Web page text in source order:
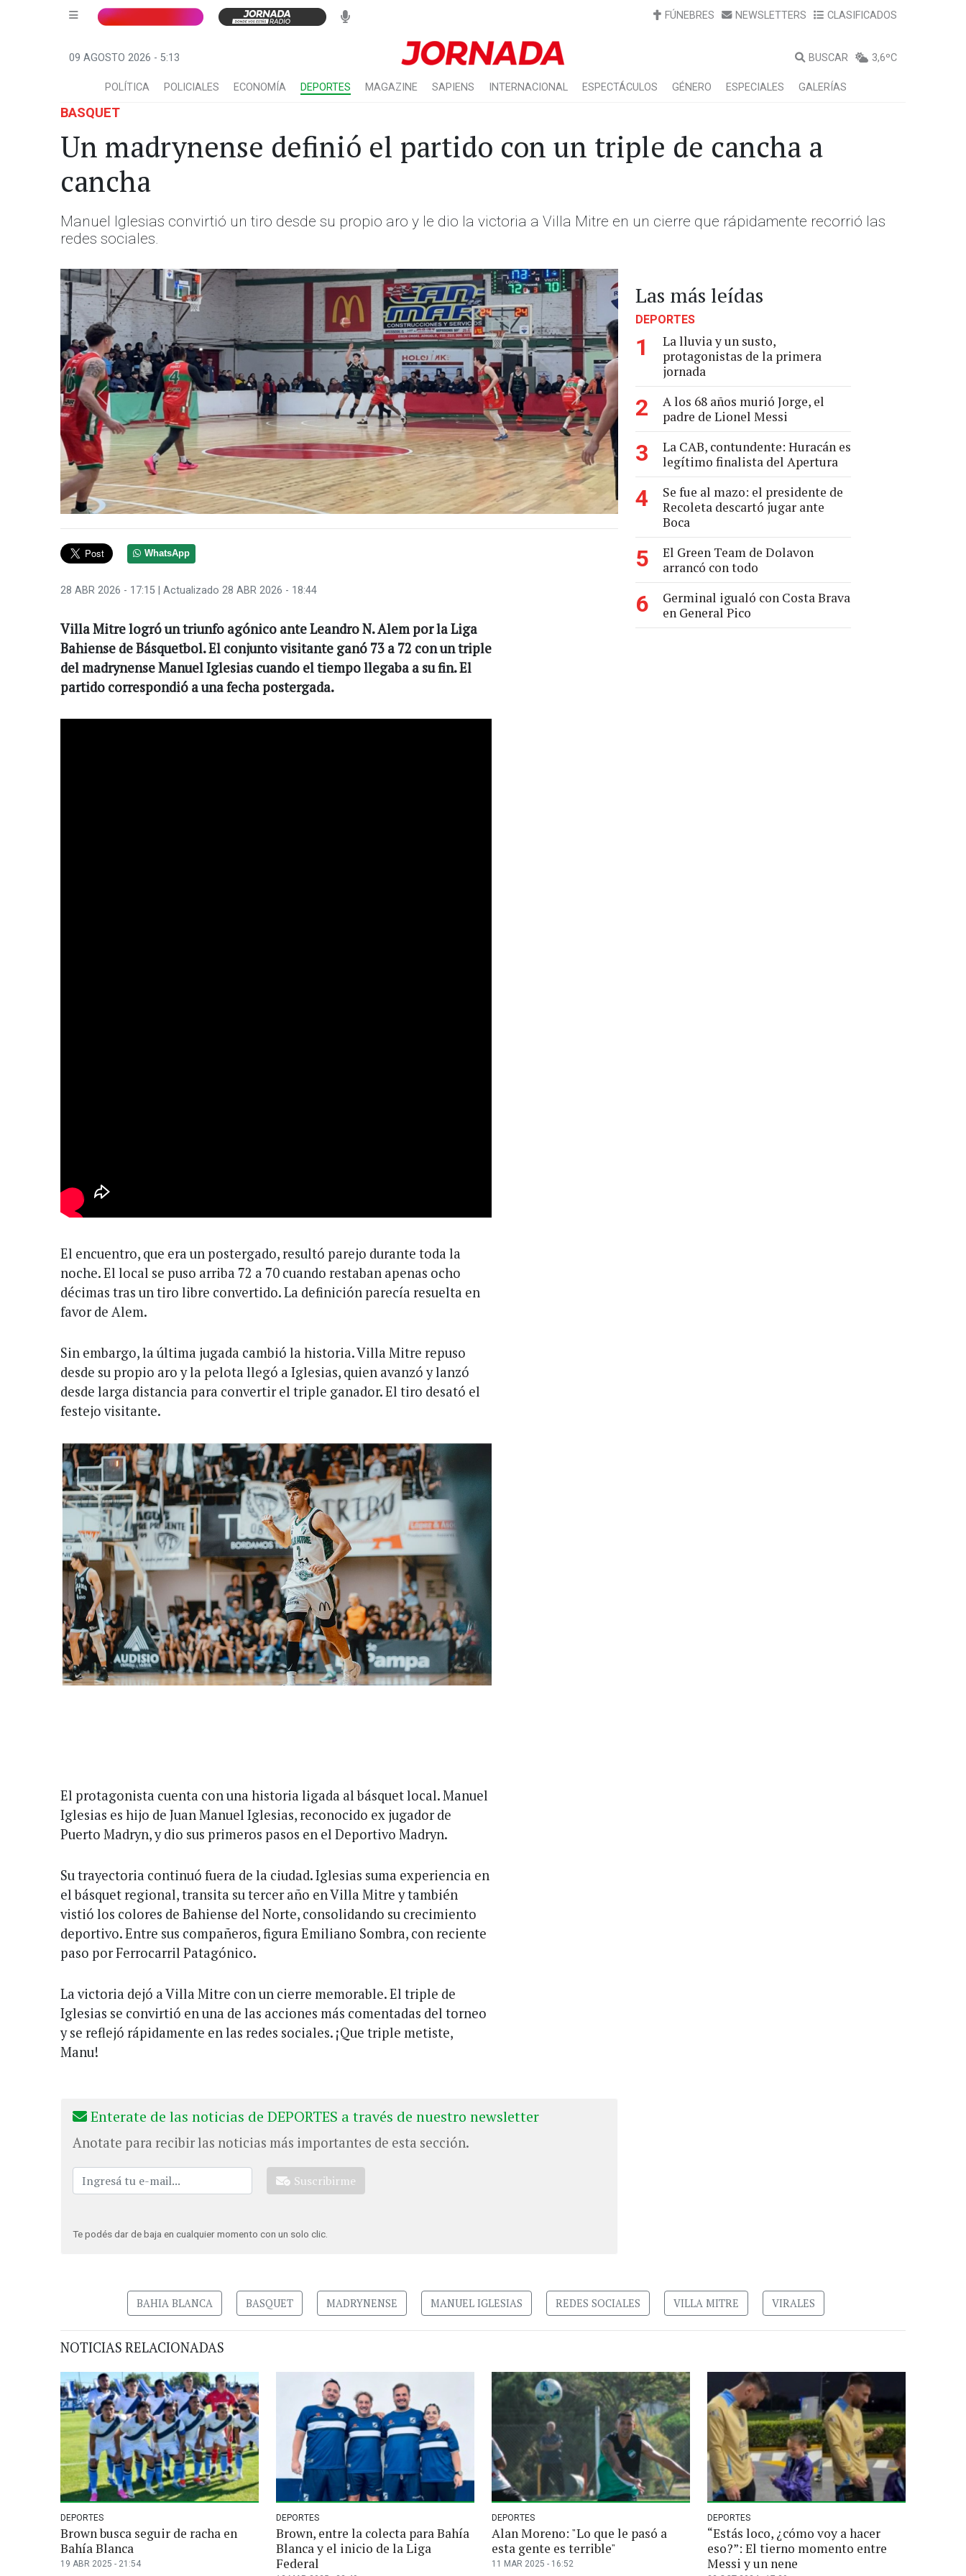
FÚNEBRES NEWSLETTERS CLASIFICADOS
09 AGOSTO 2026 - 5:13 BUSCAR 3,6ºC
POLÍTICA POLICIALES ECONOMÍA DEPORTES MAGAZINE SAPIENS INTERNACIONAL ESPECTÁCULOS GÉNERO ESPECIALES GALERÍAS
BASQUET
Un madrynense definió el partido con un triple de cancha a
cancha
Manuel Iglesias convirtió un tiro desde su propio aro y le dio la victoria a Villa Mitre en un cierre que rápidamente recorrió las
redes sociales.
Anterior Siguiente
WhatsApp
28 ABR 2026 - 17:15 | Actualizado 28 ABR 2026 - 18:44
Villa Mitre logró un triunfo agónico ante Leandro N. Alem por la Liga
Bahiense de Básquetbol. El conjunto visitante ganó 73 a 72 con un triple
del madrynense Manuel Iglesias cuando el tiempo llegaba a su fin. El
partido correspondió a una fecha postergada.
El encuentro, que era un postergado, resultó parejo durante toda la
noche. El local se puso arriba 72 a 70 cuando restaban apenas ocho
décimas tras un tiro libre convertido. La definición parecía resuelta en
favor de Alem.
Sin embargo, la última jugada cambió la historia. Villa Mitre repuso
desde su propio aro y la pelota llegó a Iglesias, quien avanzó y lanzó
desde larga distancia para convertir el triple ganador. El tiro desató el
festejo visitante.
El protagonista cuenta con una historia ligada al básquet local. Manuel
Iglesias es hijo de Juan Manuel Iglesias, reconocido ex jugador de
Puerto Madryn, y dio sus primeros pasos en el Deportivo Madryn.
Su trayectoria continuó fuera de la ciudad. Iglesias suma experiencia en
el básquet regional, transita su tercer año en Villa Mitre y también
vistió los colores de Bahiense del Norte, consolidando su crecimiento
deportivo. Entre sus compañeros, figura Emiliano Sombra, con reciente
paso por Ferrocarril Patagónico.
La victoria dejó a Villa Mitre con un cierre memorable. El triple de
Iglesias se convirtió en una de las acciones más comentadas del torneo
y se reflejó rápidamente en las redes sociales. ¡Que triple metiste,
Manu!
Enterate de las noticias de DEPORTES a través de nuestro newsletter
Anotate para recibir las noticias más importantes de esta sección.
Suscribirme
Te podés dar de baja en cualquier momento con un solo clic.
Las más leídas
DEPORTES
1
La lluvia y un susto,
protagonistas de la primera
jornada
2
A los 68 años murió Jorge, el
padre de Lionel Messi
3
La CAB, contundente: Huracán es
legítimo finalista del Apertura
4
Se fue al mazo: el presidente de
Recoleta descartó jugar ante
Boca
5
El Green Team de Dolavon
arrancó con todo
6
Germinal igualó con Costa Brava
en General Pico
BAHIA BLANCA BASQUET MADRYNENSE MANUEL IGLESIAS REDES SOCIALES VILLA MITRE VIRALES
NOTICIAS RELACIONADAS
DEPORTES
Brown busca seguir de racha en
Bahía Blanca
19 ABR 2025 - 21:54
DEPORTES
Brown, entre la colecta para Bahía
Blanca y el inicio de la Liga
Federal
DEPORTES
Alan Moreno: "Lo que le pasó a
esta gente es terrible"
11 MAR 2025 - 16:52
DEPORTES
“Estás loco, ¿cómo voy a hacer
eso?”: El tierno momento entre
Messi y un nene